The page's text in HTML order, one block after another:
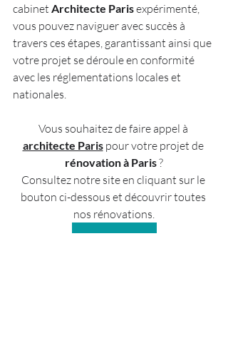
cabinet Architecte Paris expérimenté,
vous pouvez naviguer avec succès à
travers ces étapes, garantissant ainsi que
votre projet se déroule en conformité
avec les réglementations locales et
nationales.
Vous souhaitez de faire appel à
architecte Paris pour votre projet de
rénovation à Paris ?
Consultez notre site en cliquant sur le
bouton ci-dessous et découvrir toutes
nos rénovations.